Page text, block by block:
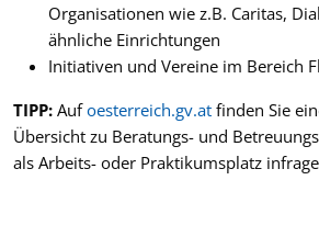
Organisationen wie z.B. Caritas,
ähnliche Einrichtungen
Initiativen und Vereine im Bereich
TIPP: Aufoesterreich.gv.at finden Sie
Übersicht zu Beratungs- und
als Arbeits- oder Praktikumsplatz